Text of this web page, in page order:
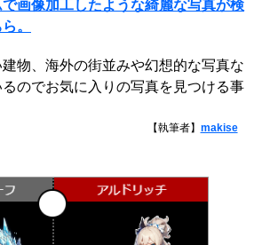
画像加工したような綺麗な写真が検
。
物、海外の街並みや幻想的な写真な
のでお気に入りの写真を見つける事
【執筆者】 makise